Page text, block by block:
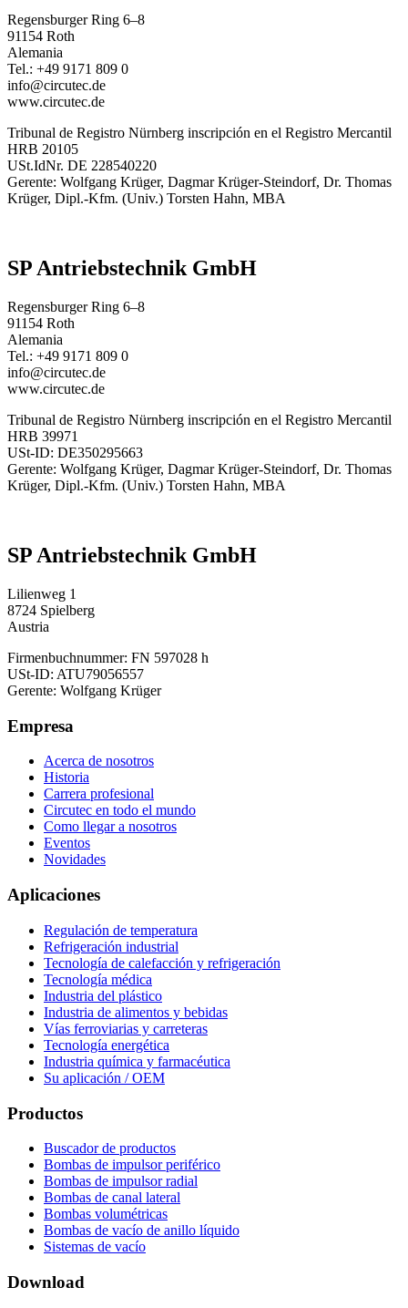
Regensburger Ring 6–8
91154 Roth
Alemania
Tel.: +49 9171 809 0
info@circutec.de
www.circutec.de
Tribunal de Registro Nürnberg inscripción en el Registro Mercantil
HRB 20105
USt.IdNr. DE 228540220
Gerente: Wolfgang Krüger, Dagmar Krüger-Steindorf, Dr. Thomas
Krüger, Dipl.-Kfm. (Univ.) Torsten Hahn, MBA
SP Antriebstechnik GmbH
Regensburger Ring 6–8
91154 Roth
Alemania
Tel.: +49 9171 809 0
info@circutec.de
www.circutec.de
Tribunal de Registro Nürnberg inscripción en el Registro Mercantil
HRB 39971
USt-ID: DE350295663
Gerente: Wolfgang Krüger, Dagmar Krüger-Steindorf, Dr. Thomas
Krüger, Dipl.-Kfm. (Univ.) Torsten Hahn, MBA
SP Antriebstechnik GmbH
Lilienweg 1
8724 Spielberg
Austria
Firmenbuchnummer: FN 597028 h
USt-ID: ATU79056557
Gerente: Wolfgang Krüger
Empresa
Acerca de nosotros
Historia
Carrera profesional
Circutec en todo el mundo
Como llegar a nosotros
Eventos
Novidades
Aplicaciones
Regulación de temperatura
Refrigeración industrial
Tecnología de calefacción y refrigeración
Tecnología médica
Industria del plástico
Industria de alimentos y bebidas
Vías ferroviarias y carreteras
Tecnología energética
Industria química y farmacéutica
Su aplicación / OEM
Productos
Buscador de productos
Bombas de impulsor periférico
Bombas de impulsor radial
Bombas de canal lateral
Bombas volumétricas
Bombas de vacío de anillo líquido
Sistemas de vacío
Download